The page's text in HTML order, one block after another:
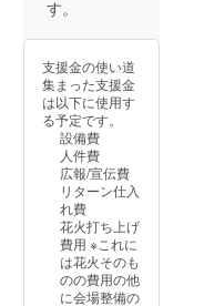
学生以
ケット
が必要
です
（未就
学児は
保護者
の「膝
のせ」
り観覧
が可
ただ
し、小
学生未
りま
す） ※
車椅子
でも観
覧可能
です。
必ず
「備考
記載く
ださい
※本年よ
り購入
した方
をご希
望の方
は応募
を複数
口にて
ご支援
くださ
い ※本
ジェク
ト以外
の一般
販売チ
ケット
様の都
合での
返金は
できま
せん ※
ご支援
後の
キャン
チケッ
トの種
類や日
にちの
変更は
場 長岡
駅側」
（右
岸）
フェ
ニック
ス席内
に今回
のプロ
ジェク
ト専用
の
「フェ
ニック
ス 応援
テーブ
ル付イ
ス席）
を設置
しまし
た。 開
花幅2㎞
の「復
興祈願
花火
ニック
ス」全
景を間
近にご
す。
支援金の使い道
集まった支援金
は以下に使用す
る予定です。
設備費
人件費
広報/宣伝費
リターン仕入
れ費
花火打ち上げ
費用 ※これに
は花火そのも
のの費用の他
に会場整備の